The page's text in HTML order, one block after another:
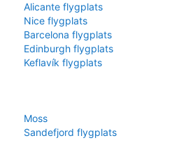
Alicante flygplats
Nice flygplats
Barcelona flygplats
Edinburgh flygplats
Keflavík flygplats
Moss
Sandefjord flygplats